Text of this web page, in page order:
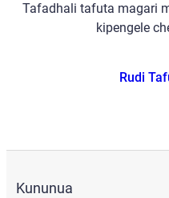
Tafadhali tafuta magari
kipengele
Rudi
Kununua